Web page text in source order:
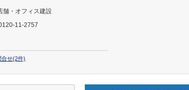
舗・オフィス建設
11-2757
合せ(2件)